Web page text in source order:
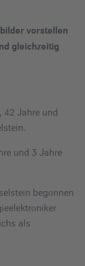
vorstellen
gleichzeitig
42 Jahre und
und 3 Jahre
begonnen
als